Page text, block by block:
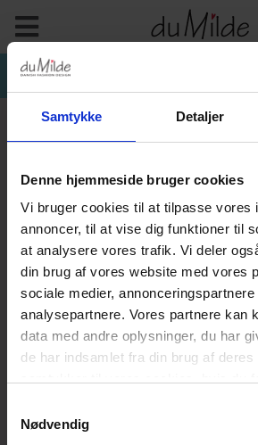
Samtykke Detaljer
Denne hjemmeside bruger cookies
Vi bruger cookies til at tilpasse vores
annoncer, til at vise dig funktioner til
at analysere vores trafik. Vi deler
din brug af vores website med vores
sociale medier, annonceringspartnere
analysepartnere. Vores partnere kan
data med andre oplysninger, du har
de har indsamlet fra din brug af deres
Nødvendig